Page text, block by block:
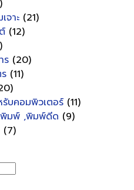
จาะ (21)
(12)
ร (20)
(11)
บคอมพิวเตอร์ (11)
พิมพ์ ,พิมพ์ดีด (9)
(7)